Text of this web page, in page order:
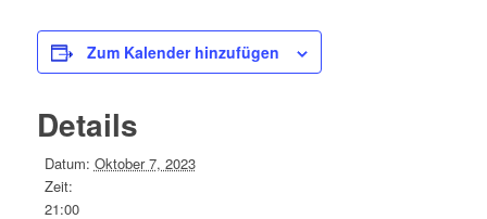
Zum Kalender hinzufügen
Details
Datum: Oktober 7, 2023
Zeit:
21:00